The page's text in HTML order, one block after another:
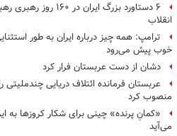
۶ دستاورد بزرگ ایران در ۱۶۰ روز رهبری
انقلاب
ترامپ: همه چیز درباره ایران به طور
خوب پیش می‌رود
دشان از دست عربستان فرار کرد
عربستان فرمانده ائتلاف دریایی چندملیتی را
منصوب کرد
«کمانِ پرنده» چینی برای شکار کروزها به
می‌آید